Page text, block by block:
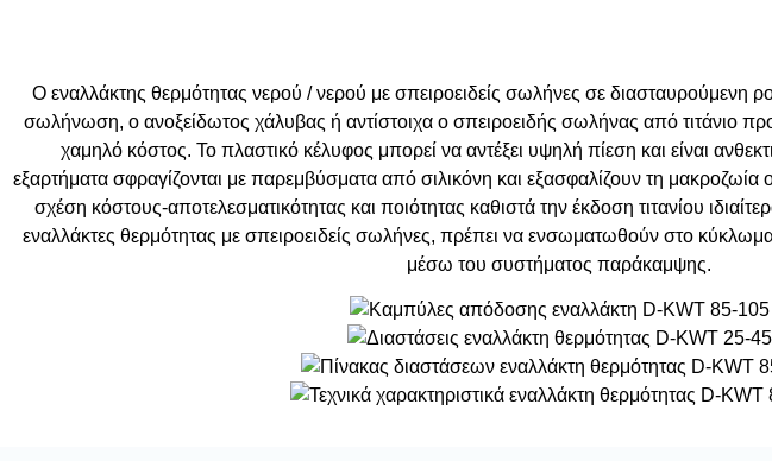
📞 +30 2310 810 000
📞 +40 753 380 848
Ο εναλλάκτης θερμότητας νερού / νερού με σπειροειδείς σωλήνες σε διασταυρούμενη
σωλήνωση, ο ανοξείδωτος χάλυβας ή αντίστοιχα ο σπειροειδής σωλήνας από τιτάνιο
χαμηλό κόστος. Το πλαστικό κέλυφος μπορεί να αντέξει υψηλή πίεση και είναι
εξαρτήματα σφραγίζονται με παρεμβύσματα από σιλικόνη και εξασφαλίζουν τη
σχέση κόστους-αποτελεσματικότητας και ποιότητας καθιστά την έκδοση τιτανίου
εναλλάκτες θερμότητας με σπειροειδείς σωλήνες, πρέπει να ενσωματωθούν στο
μέσω του συστήματος παράκαμψης.